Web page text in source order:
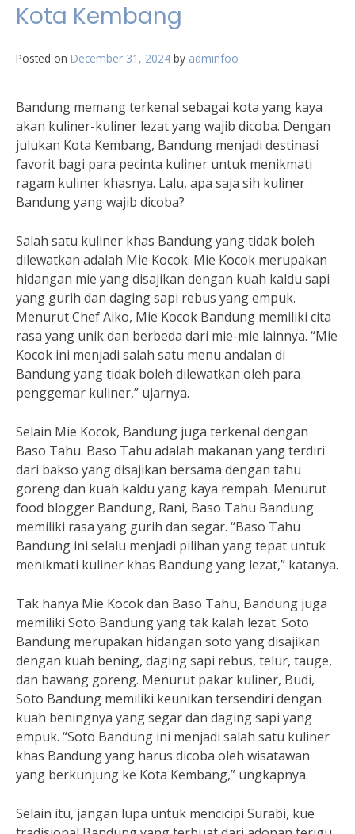
Kota Kembang
Posted on December 31, 2024 by adminfoo
Bandung memang terkenal sebagai kota yang kaya
akan kuliner-kuliner lezat yang wajib dicoba. Dengan
julukan Kota Kembang, Bandung menjadi destinasi
favorit bagi para pecinta kuliner untuk menikmati
ragam kuliner khasnya. Lalu, apa saja sih kuliner
Bandung yang wajib dicoba?
Salah satu kuliner khas Bandung yang tidak boleh
dilewatkan adalah Mie Kocok. Mie Kocok merupakan
hidangan mie yang disajikan dengan kuah kaldu sapi
yang gurih dan daging sapi rebus yang empuk.
Menurut Chef Aiko, Mie Kocok Bandung memiliki cita
rasa yang unik dan berbeda dari mie-mie lainnya. “Mie
Kocok ini menjadi salah satu menu andalan di
Bandung yang tidak boleh dilewatkan oleh para
penggemar kuliner,” ujarnya.
Selain Mie Kocok, Bandung juga terkenal dengan
Baso Tahu. Baso Tahu adalah makanan yang terdiri
dari bakso yang disajikan bersama dengan tahu
goreng dan kuah kaldu yang kaya rempah. Menurut
food blogger Bandung, Rani, Baso Tahu Bandung
memiliki rasa yang gurih dan segar. “Baso Tahu
Bandung ini selalu menjadi pilihan yang tepat untuk
menikmati kuliner khas Bandung yang lezat,” katanya.
Tak hanya Mie Kocok dan Baso Tahu, Bandung juga
memiliki Soto Bandung yang tak kalah lezat. Soto
Bandung merupakan hidangan soto yang disajikan
dengan kuah bening, daging sapi rebus, telur, tauge,
dan bawang goreng. Menurut pakar kuliner, Budi,
Soto Bandung memiliki keunikan tersendiri dengan
kuah beningnya yang segar dan daging sapi yang
empuk. “Soto Bandung ini menjadi salah satu kuliner
khas Bandung yang harus dicoba oleh wisatawan
yang berkunjung ke Kota Kembang,” ungkapnya.
Selain itu, jangan lupa untuk mencicipi Surabi, kue